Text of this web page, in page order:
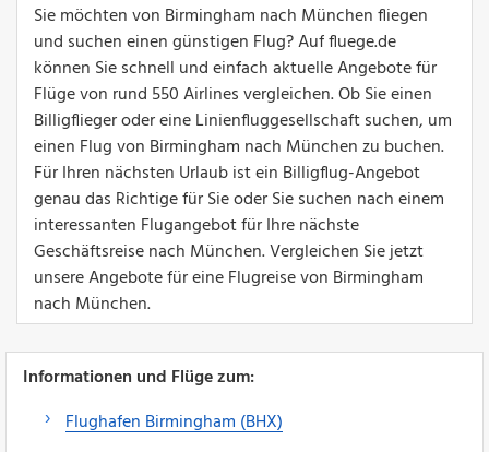
Sie möchten von Birmingham nach München fliegen
und suchen einen günstigen Flug? Auf fluege.de
können Sie schnell und einfach aktuelle Angebote für
Flüge von rund 550 Airlines vergleichen. Ob Sie einen
Billigflieger oder eine Linienfluggesellschaft suchen, um
einen Flug von Birmingham nach München zu buchen.
Für Ihren nächsten Urlaub ist ein Billigflug-Angebot
genau das Richtige für Sie oder Sie suchen nach einem
interessanten Flugangebot für Ihre nächste
Geschäftsreise nach München. Vergleichen Sie jetzt
unsere Angebote für eine Flugreise von Birmingham
nach München.
Informationen und Flüge zum:
Flughafen Birmingham (BHX)